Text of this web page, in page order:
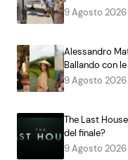
9 Agosto 2026
Alessandro
Ballando con
9 Agosto 2026
The Last
del finale?
9 Agosto 2026